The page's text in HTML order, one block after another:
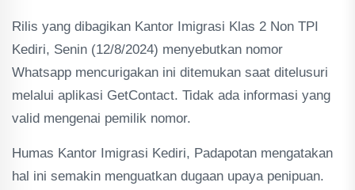
Rilis yang dibagikan Kantor Imigrasi Klas 2 Non TPI
Kediri, Senin (12/8/2024) menyebutkan nomor
Whatsapp mencurigakan ini ditemukan saat ditelusuri
melalui aplikasi GetContact. Tidak ada informasi yang
valid mengenai pemilik nomor.
Humas Kantor Imigrasi Kediri, Padapotan mengatakan
hal ini semakin menguatkan dugaan upaya penipuan.